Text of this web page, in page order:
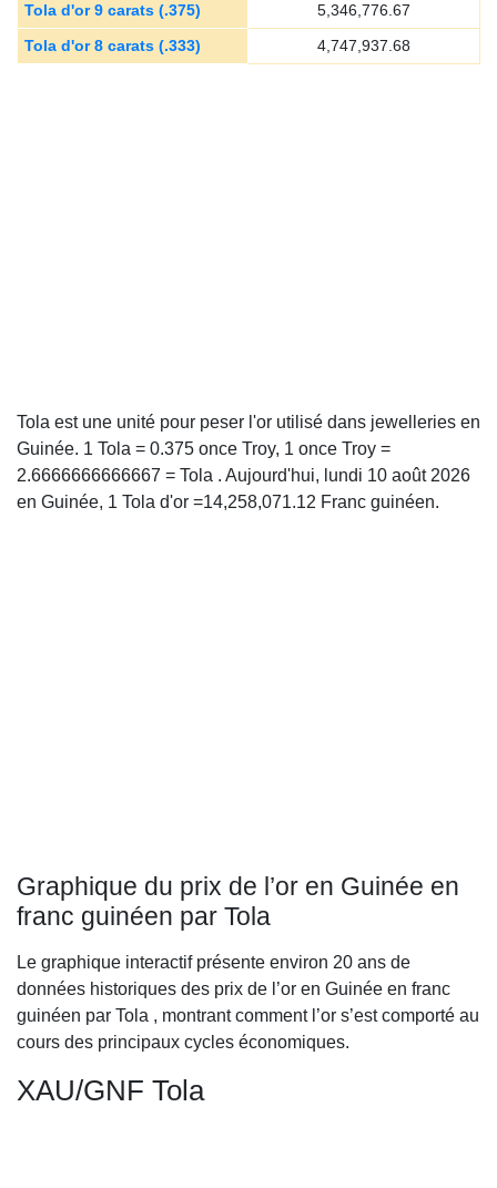
Tola d'or 9 carats (.375)
5,346,776.67
Tola d'or 8 carats (.333)
4,747,937.68
Tola est une unité pour peser l'or utilisé dans jewelleries en
Guinée. 1 Tola = 0.375 once Troy, 1 once Troy =
2.6666666666667 = Tola . Aujourd'hui, lundi 10 août 2026
en Guinée, 1 Tola d'or =14,258,071.12 Franc guinéen.
Graphique du prix de l’or en Guinée en
franc guinéen par Tola
Le graphique interactif présente environ 20 ans de
données historiques des prix de l’or en Guinée en franc
guinéen par Tola , montrant comment l’or s’est comporté au
cours des principaux cycles économiques.
XAU/GNF Tola